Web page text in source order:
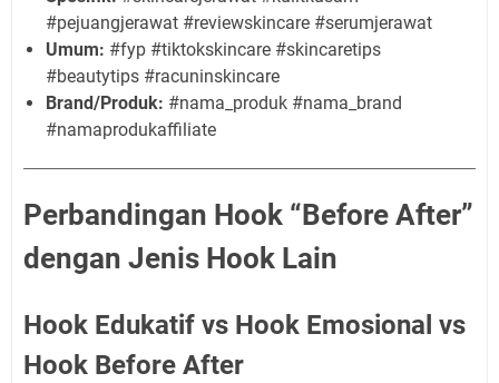
#pejuangjerawat #reviewskincare #serumjerawat
Umum: #fyp #tiktokskincare #skincaretips
#beautytips #racuninskincare
Brand/Produk: #nama_produk #nama_brand
#namaprodukaffiliate
Perbandingan Hook “Before After”
dengan Jenis Hook Lain
Hook Edukatif vs Hook Emosional vs
Hook Before After